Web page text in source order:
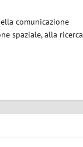
comunicazione
spaziale, alla ricerca